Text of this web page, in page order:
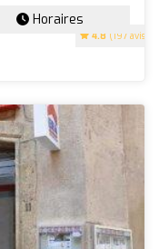
4.8 (197 avis)
Horaires